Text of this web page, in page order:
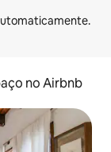
no Airbnb